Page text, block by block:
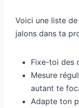
Voici une liste
jalons dans ta
Fixe-toi des
Mesure
autant te
Adapte ton